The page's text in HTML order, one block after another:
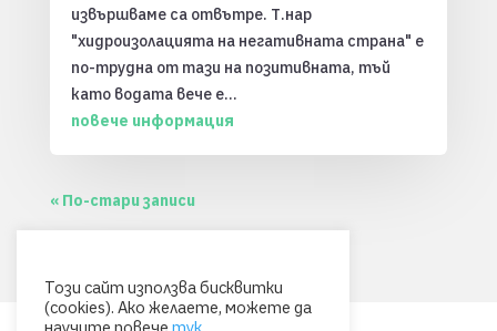
извършваме са отвътре. Т.нар
"хидроизолацията на негативната страна" е
по-трудна от тази на позитивната, тъй
като водата вече е...
повече информация
« По-стари записи
Този сайт използва бисквитки
(cookies). Ако желаете, можете да